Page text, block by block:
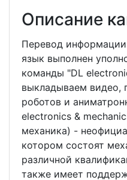
Описание
Перевод
язык выполнен
команды "DL
выкладываем видео,
роботов и
electronics &
механика) -
котором состоят
различной
также имеет